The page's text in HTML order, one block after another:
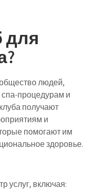
для
людей,
процедурам и
получают
и
помогают им
здоровье.
услуг, включая: